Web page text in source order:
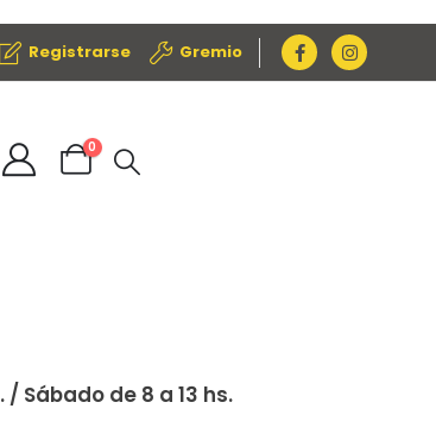
Registrarse Gremio
0
/ Sábado de 8 a 13 hs.